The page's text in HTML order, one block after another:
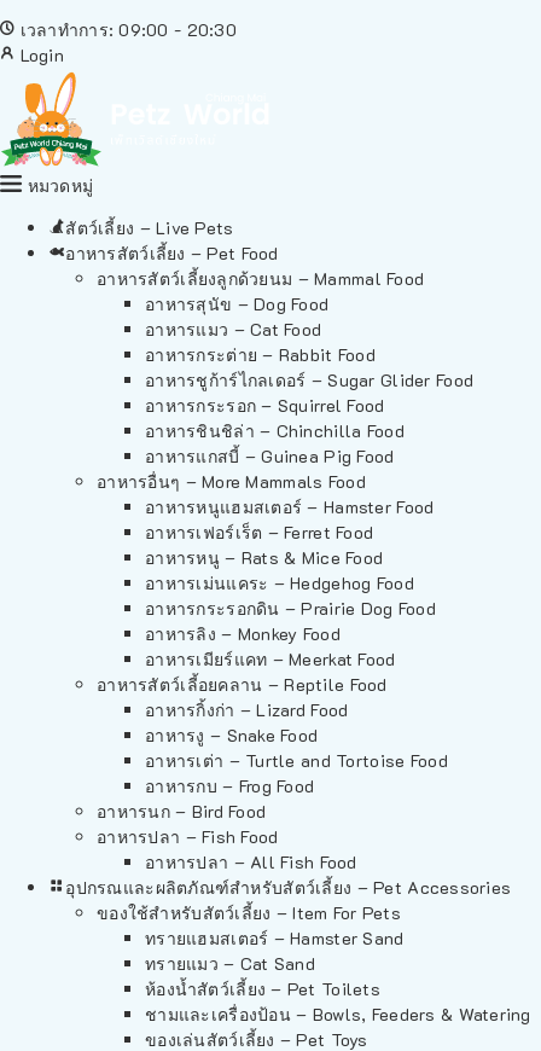
เวลาทำการ: 09:00 - 20:30
Login
หมวดหมู่
สัตว์เลี้ยง – Live Pets
อาหารสัตว์เลี้ยง – Pet Food
อาหารสัตว์เลี้ยงลูกด้วยนม – Mammal Food
อาหารสุนัข – Dog Food
อาหารแมว – Cat Food
อาหารกระต่าย – Rabbit Food
อาหารชูก้าร์ไกลเดอร์ – Sugar Glider Food
อาหารกระรอก – Squirrel Food
อาหารชินชิล่า – Chinchilla Food
อาหารแกสบี้ – Guinea Pig Food
อาหารอื่นๆ – More Mammals Food
อาหารหนูแฮมสเตอร์ – Hamster Food
อาหารเฟอร์เร็ต – Ferret Food
อาหารหนู – Rats & Mice Food
อาหารเม่นแคระ – Hedgehog Food
อาหารกระรอกดิน – Prairie Dog Food
อาหารลิง – Monkey Food
อาหารเมียร์แคท – Meerkat Food
อาหารสัตว์เลี้อยคลาน – Reptile Food
อาหารกิ้งก่า – Lizard Food
อาหารงู – Snake Food
อาหารเต่า – Turtle and Tortoise Food
อาหารกบ – Frog Food
อาหารนก – Bird Food
อาหารปลา – Fish Food
อาหารปลา – All Fish Food
อุปกรณและผลิตภัณฑ์สำหรับสัตว์เลี้ยง – Pet Accessories
ของใช้สำหรับสัตว์เลี้ยง – Item For Pets
ทรายแฮมสเตอร์ – Hamster Sand
ทรายแมว – Cat Sand
ห้องน้ำสัตว์เลี้ยง – Pet Toilets
ชามและเครื่องป้อน – Bowls, Feeders & Watering
ของเล่นสัตว์เลี้ยง – Pet Toys